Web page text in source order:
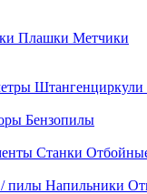
Плашки Метчики
Штангенциркули
Бензопилы
Станки
пилы Напильники